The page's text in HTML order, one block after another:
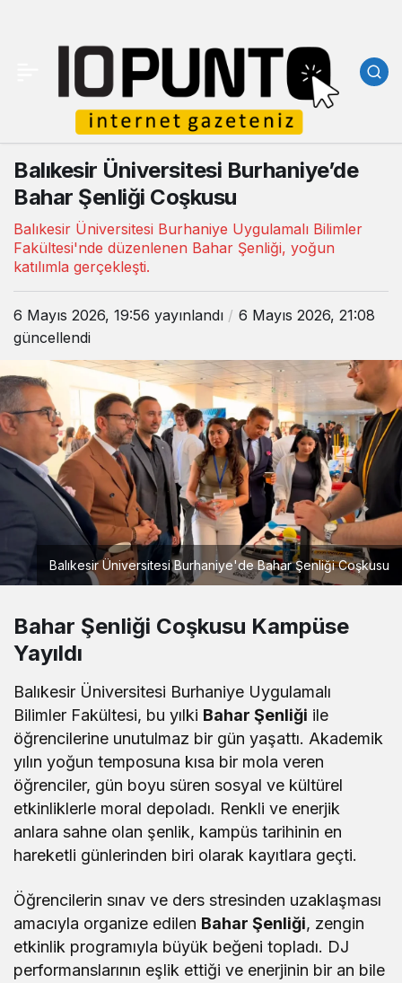
Balıkesir Üniversitesi Burhaniye’de
Bahar Şenliği Coşkusu
Balıkesir Üniversitesi Burhaniye Uygulamalı Bilimler
Fakültesi'nde düzenlenen Bahar Şenliği, yoğun
katılımla gerçekleşti.
6 Mayıs 2026, 19:56 yayınlandı
6 Mayıs 2026, 21:08
güncellendi
Balıkesir Üniversitesi Burhaniye'de Bahar Şenliği Coşkusu
Bahar Şenliği Coşkusu Kampüse
Yayıldı
Balıkesir Üniversitesi Burhaniye Uygulamalı
Bilimler Fakültesi, bu yılki Bahar Şenliği ile
öğrencilerine unutulmaz bir gün yaşattı. Akademik
yılın yoğun temposuna kısa bir mola veren
öğrenciler, gün boyu süren sosyal ve kültürel
etkinliklerle moral depoladı. Renkli ve enerjik
anlara sahne olan şenlik, kampüs tarihinin en
hareketli günlerinden biri olarak kayıtlara geçti.
Öğrencilerin sınav ve ders stresinden uzaklaşması
amacıyla organize edilen Bahar Şenliği, zengin
etkinlik programıyla büyük beğeni topladı. DJ
performanslarının eşlik ettiği ve enerjinin bir an bile